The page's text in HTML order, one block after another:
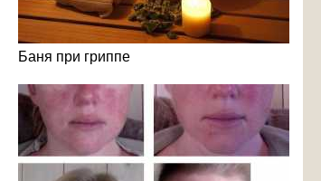
Баня при гриппе